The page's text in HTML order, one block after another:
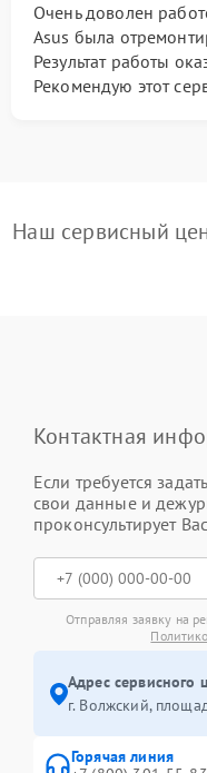
Очень доволен
Asus была
Результат работы
Рекомендую этот
Наш сервисный
Контактная
Если требуется
свои данные и
проконсультирует
Отправляя заявку на
Адрес сервисного
г. Волжский,
Горячая линия